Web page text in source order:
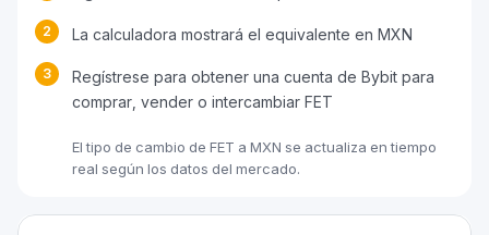
2 La calculadora mostrará el equivalente en MXN
3
Regístrese para obtener una cuenta de Bybit para
comprar, vender o intercambiar FET
El tipo de cambio de FET a MXN se actualiza en tiempo
real según los datos del mercado.